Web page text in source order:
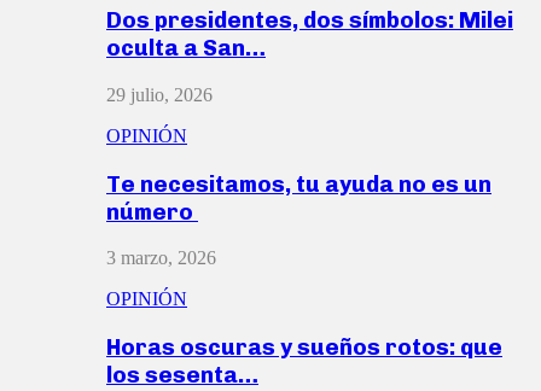
Dos presidentes, dos símbolos: Milei
oculta a San…
29 julio, 2026
OPINIÓN
Te necesitamos, tu ayuda no es un
número
3 marzo, 2026
OPINIÓN
Horas oscuras y sueños rotos: que
los sesenta…